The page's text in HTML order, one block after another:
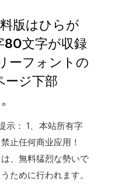
版はひらが
80文字が収録
ーフォントの
ージ下部
示： 1、本站所有字
止任何商业应用！
、無料猛烈な勢いで
ために行われます。